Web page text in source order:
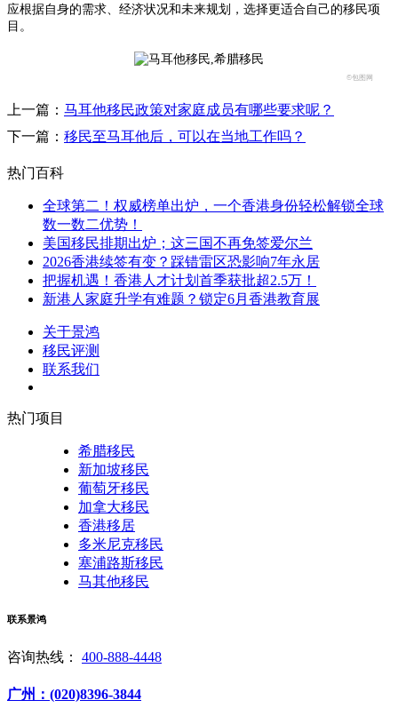
应根据自身的需求、经济状况和未来规划，选择更适合自己的移民项
目。
©包图网
上一篇： 马耳他移民政策对家庭成员有哪些要求呢？
下一篇： 移民至马耳他后，可以在当地工作吗？
热门百科
全球第二！权威榜单出炉，一个香港身份轻松解锁全球
数一数二优势！
美国移民排期出炉；这三国不再免签爱尔兰
2026香港续签有变？踩错雷区恐影响7年永居
把握机遇！香港人才计划首季获批超2.5万！
新港人家庭升学有难题？锁定6月香港教育展
关于景鸿
移民评测
联系我们
热门项目
希腊移民
新加坡移民
葡萄牙移民
加拿大移民
香港移居
多米尼克移民
塞浦路斯移民
马其他移民
联系景鸿
咨询热线： 400-888-4448
广州：(020)8396-3844